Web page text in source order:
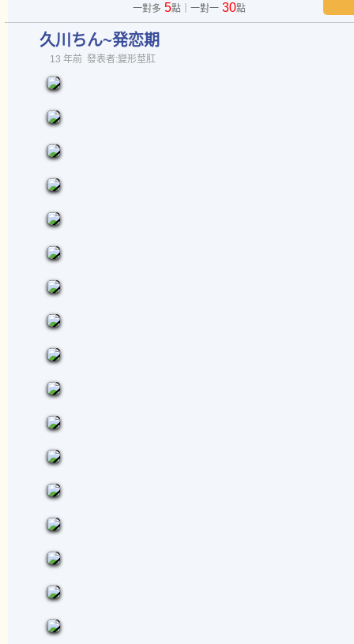
一對多 5點｜一對一30點
久川ちん~発恋期
13 年前 發表者:變形莖肛